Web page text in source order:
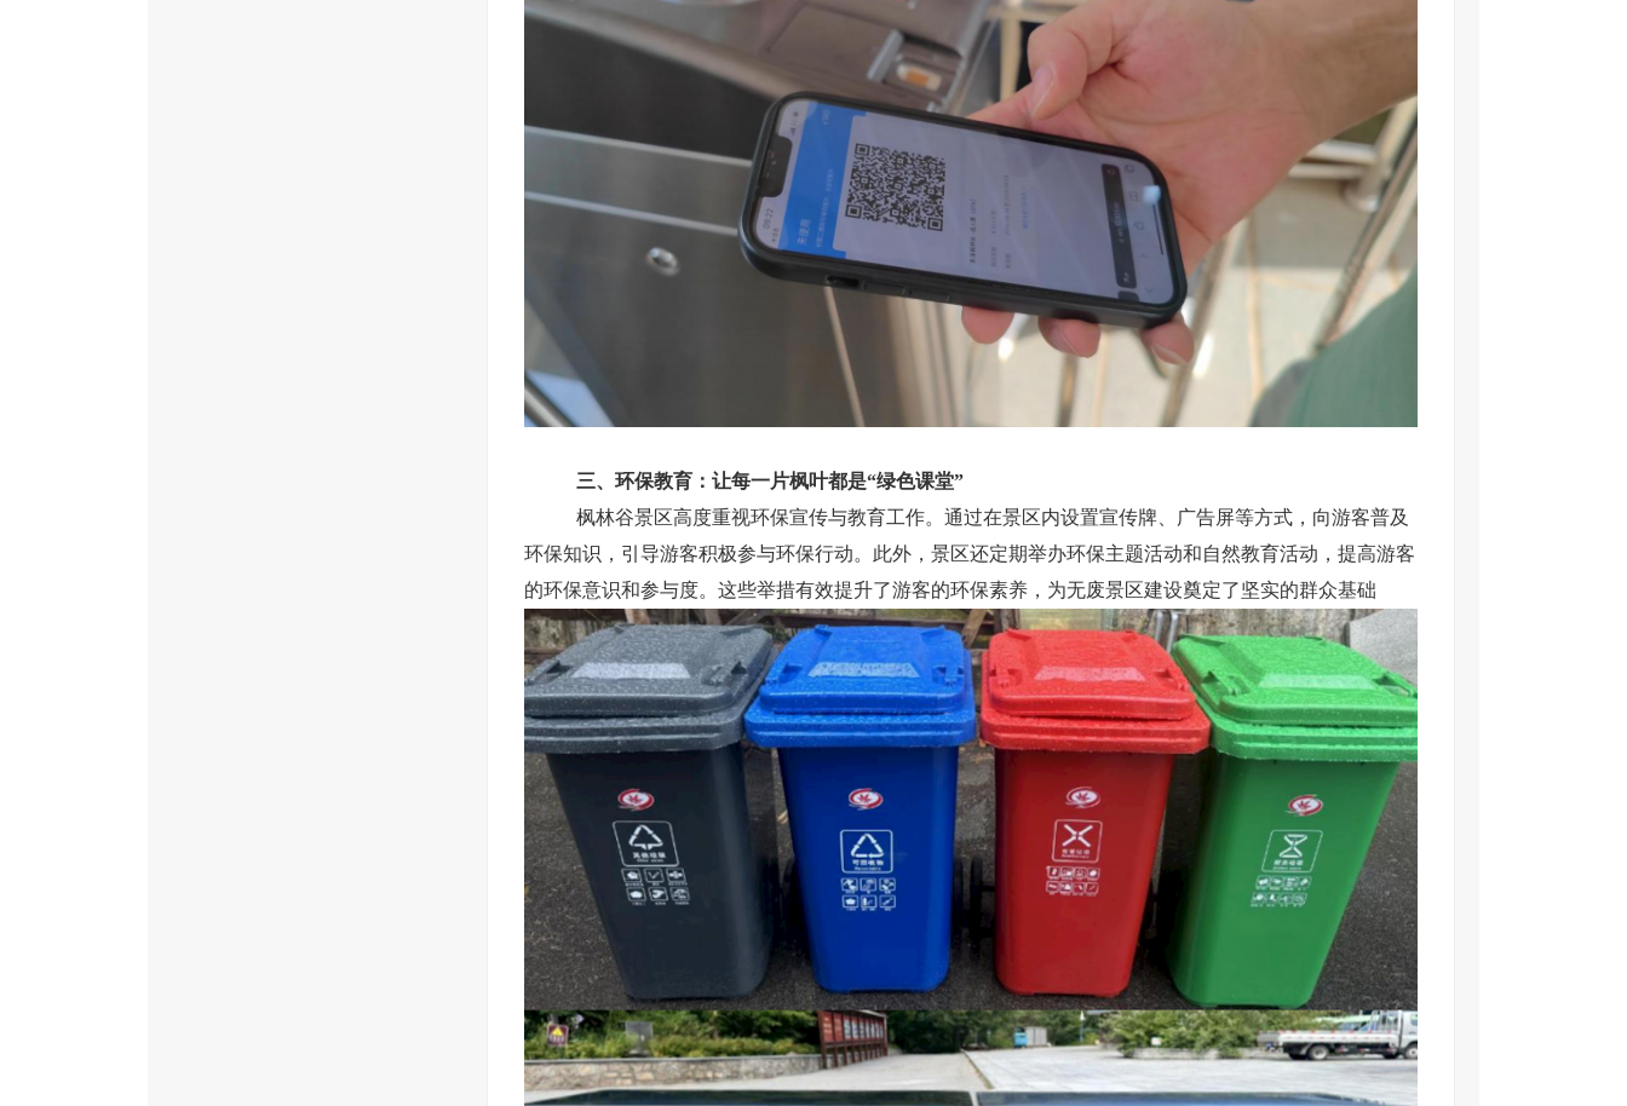
三、 环保教育：让每一片枫叶都是“绿色课堂”
枫林谷景区高度重视环保宣传与教育工作。通过在景区内设置宣传牌、广告屏等方式，向游客普及
环保知识，引导游客积极参与环保行动。此外，景区还定期举办环保主题活动和自然教育活动，提高游客
的环保意识和参与度。这些举措有效提升了游客的环保素养，为无废景区建设奠定了坚实的群众基础